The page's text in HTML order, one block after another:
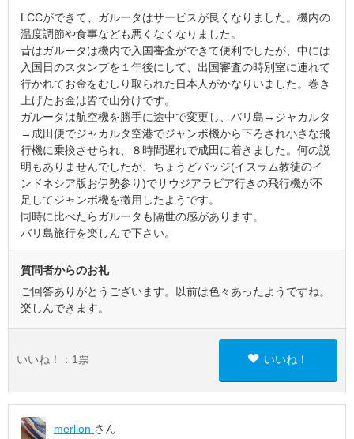
LCCができて、ガルータはサービスが良くなりました。機内の
温度調節や食事なども悪くなくなりました。
昔はガルータは機内で入国審査ができて便利でしたが、中には
入国日のスタンプを１年後にして、出国審査の時別室に連れて
行かれてお金をむしり取られた日本人がかなりいました。巻き
上げたお金は皆で山分けです。
ガルータは航空機を勝手に途中で変更し、バリ島→ジャカルタ
→成田便でジャカルタ空港でジャンボ機から下ろされ小さな飛
行機に乗換させられ、８時間遅れで成田に着きました。何の説
明もありませんでしたが、ちょうどバッジ(イスラム教徒のイ
ンドネシア版お伊勢参り)でサウジアラビア行きの飛行機が不
足してジャンボ機を徴用したようです。
同時に比べたらガルータも隔世の感があります。
バリ島旅行を楽しんで下さい。
質問者からのお礼
ご回答ありがとうございます。以前は色々あったようですね。
楽しんできます。
いいね！： 1 票 いいね！
merlion さん